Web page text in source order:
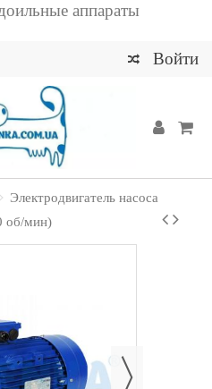
Войти
Электродвигатель насоса
об/мин)